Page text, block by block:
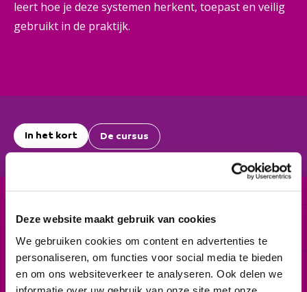
Deze website maakt gebruik van cookies
We gebruiken cookies om content en advertenties te
personaliseren, om functies voor social media te bieden
en om ons websiteverkeer te analyseren. Ook delen we
leert hoe je deze systemen herkent, toepast en veilig
gebruikt in de praktijk.
In het kort De cursus
Cursuscode
6 weken